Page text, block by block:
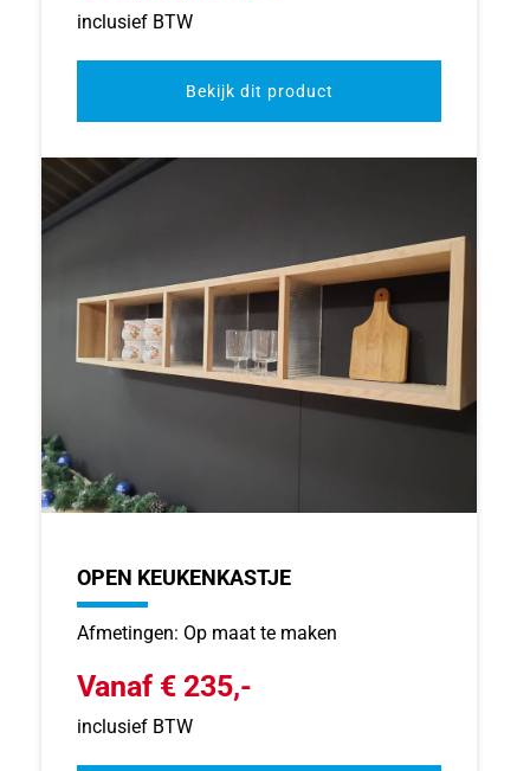
inclusief BTW
Bekijk dit product
OPEN KEUKENKASTJE
Afmetingen: Op maat te maken
Vanaf € 235,-
inclusief BTW